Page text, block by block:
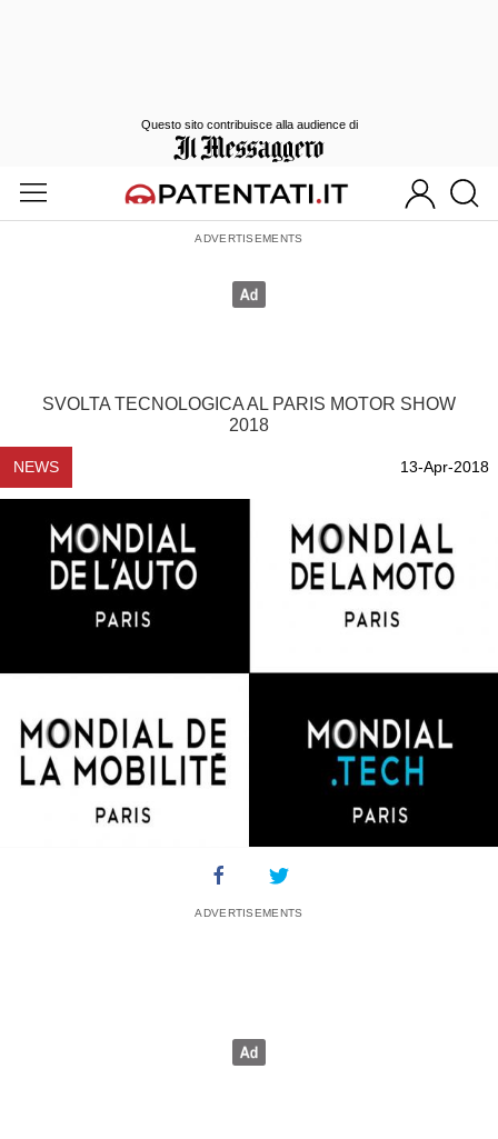
SVOLTA TECNOLOGICA AL PARIS MOTOR SHOW
2018
NEWS 13-Apr-2018
Questo sito contribuisce alla audience di